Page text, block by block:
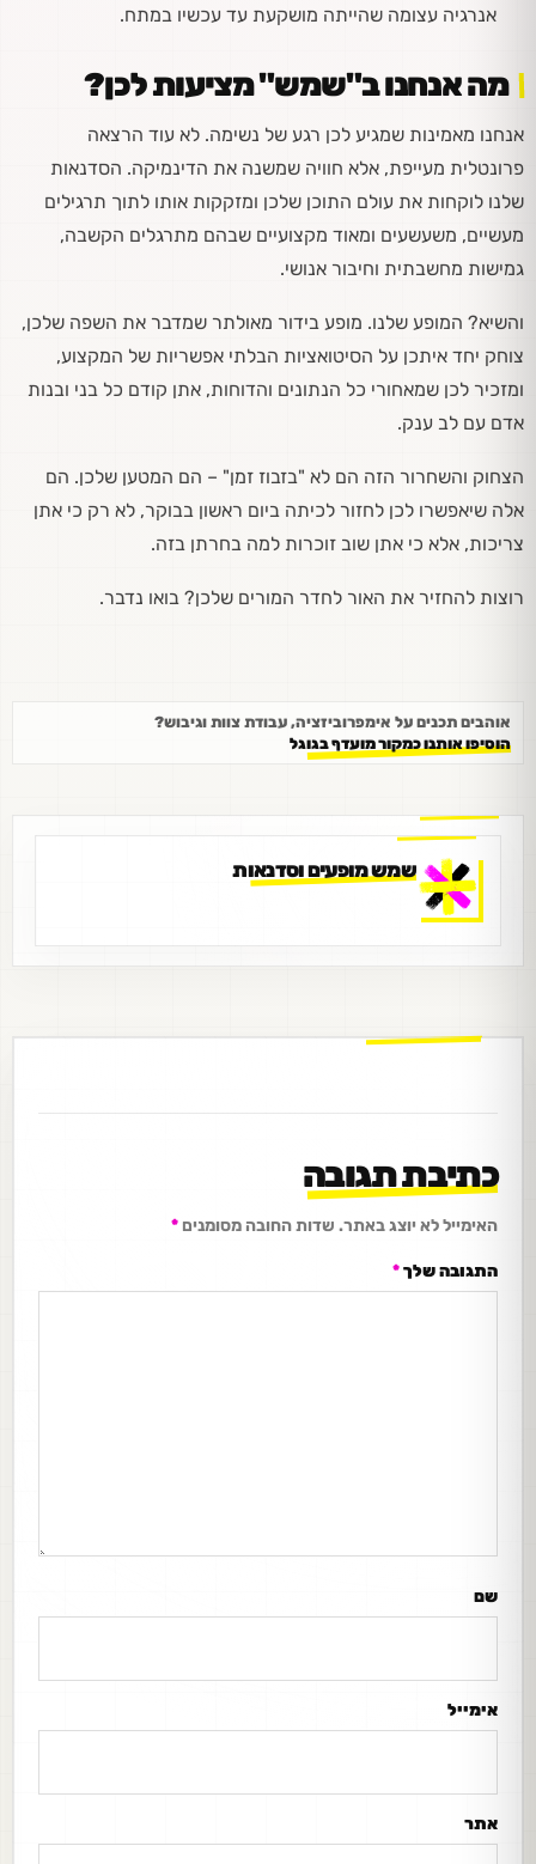
אנרגיה עצומה שהייתה מושקעת עד עכשיו במתח.
מה אנחנו ב"שמש" מציעות לכן?
אנחנו מאמינות שמגיע לכן רגע של נשימה. לא עוד הרצאה
פרונטלית מעייפת, אלא חוויה שמשנה את הדינמיקה. הסדנאות
שלנו לוקחות את עולם התוכן שלכן ומזקקות אותו לתוך תרגילים
מעשיים, משעשעים ומאוד מקצועיים שבהם מתרגלים הקשבה,
גמישות מחשבתית וחיבור אנושי.
והשיא? המופע שלנו. מופע בידור מאולתר שמדבר את השפה שלכן,
צוחק יחד איתכן על הסיטואציות הבלתי אפשריות של המקצוע,
ומזכיר לכן שמאחורי כל הנתונים והדוחות, אתן קודם כל בני ובנות
אדם עם לב ענק.
הצחוק והשחרור הזה הם לא "בזבוז זמן" – הם המטען שלכן. הם
אלה שיאפשרו לכן לחזור לכיתה ביום ראשון בבוקר, לא רק כי אתן
צריכות, אלא כי אתן שוב זוכרות למה בחרתן בזה.
רוצות להחזיר את האור לחדר המורים שלכן? בואו נדבר.
אוהבים תכנים על אימפרוביזציה, עבודת צוות וגיבוש?
הוסיפו אותנו כמקור מועדף בגוגל
שמש מופעים וסדנאות
כתיבת תגובה
האימייל לא יוצג באתר. שדות החובה מסומנים *
התגובה שלך*
שם
אימייל
אתר